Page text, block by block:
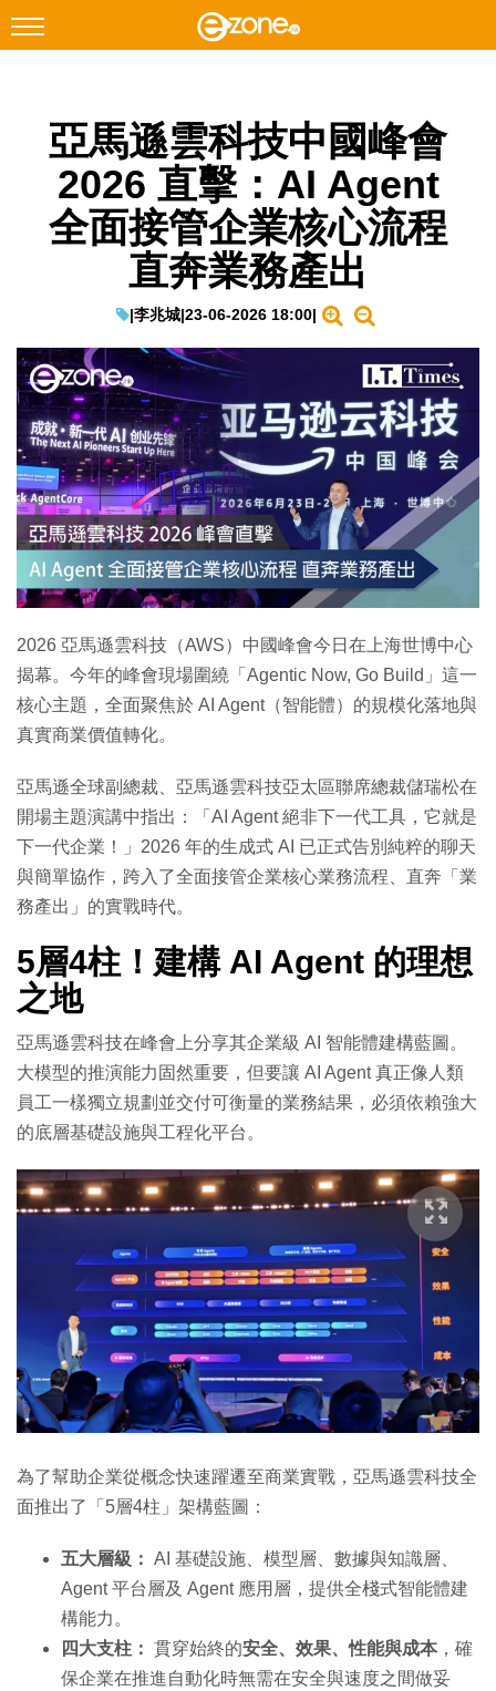
Facebook Instagram
科技焦點
網絡生活
EduTech
IT Times
生成式AI與雲端應用
Enterprise Digital Transformation
特集
亞馬遜雲科技中國峰會
2026 直擊：AI Agent
全面接管企業核心流程
直奔業務產出
|李兆城|23-06-2026 18:00|
2026 亞馬遜雲科技（AWS）中國峰會今日在上海世博中心
揭幕。今年的峰會現場圍繞「Agentic Now, Go Build」這一
核心主題，全面聚焦於 AI Agent（智能體）的規模化落地與
真實商業價值轉化。
亞馬遜全球副總裁、亞馬遜雲科技亞太區聯席總裁儲瑞松在
開場主題演講中指出：「AI Agent 絕非下一代工具，它就是
下一代企業！」2026 年的生成式 AI 已正式告別純粹的聊天
與簡單協作，跨入了全面接管企業核心業務流程、直奔「業
務產出」的實戰時代。
5層4柱！建構 AI Agent 的理想
之地
亞馬遜雲科技在峰會上分享其企業級 AI 智能體建構藍圖。
大模型的推演能力固然重要，但要讓 AI Agent 真正像人類
員工一樣獨立規劃並交付可衡量的業務結果，必須依賴強大
的底層基礎設施與工程化平台。
為了幫助企業從概念快速躍遷至商業實戰，亞馬遜雲科技全
面推出了「5層4柱」架構藍圖：
五大層級： AI 基礎設施、模型層、數據與知識層、
Agent 平台層及 Agent 應用層，提供全棧式智能體建
構能力。
四大支柱： 貫穿始終的安全、效果、性能與成本，確
保企業在推進自動化時無需在安全與速度之間做妥